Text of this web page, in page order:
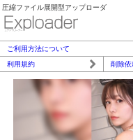
圧縮ファイル展開型アップローダ
ご利用方法について
利用規約
削除依